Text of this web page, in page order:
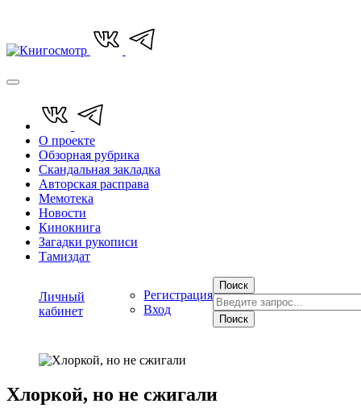
О проекте
Обзорная рубрика
Скандальная закладка
Авторская расправа
Мемотека
Новости
Кинокнига
Загадки рукописи
Тамиздат
Личный
кабинет
Регистрация
Вход
Поиск
Поиск
Хлоркой, но не сжигали